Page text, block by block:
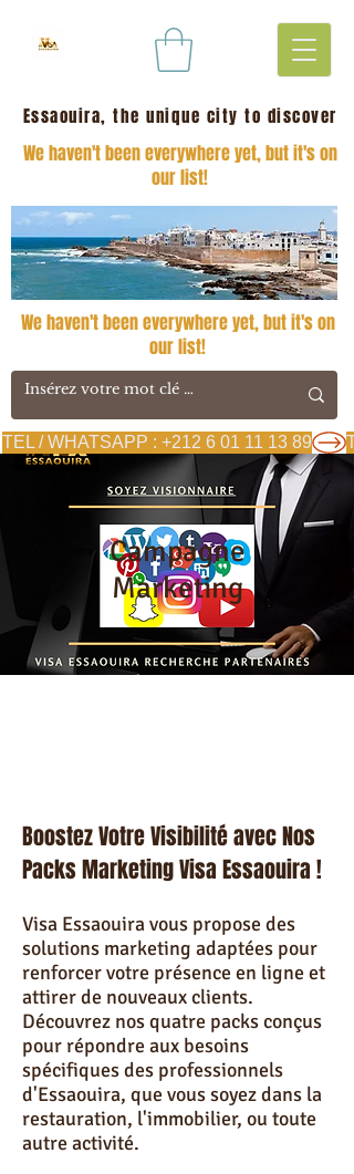
Essaouira, the unique city to discover
We haven't been everywhere yet, but it's on
our list!
TEL / WHATSAPP : +212 6 01 11 13 89
We haven't been everywhere yet, but it's on
our list!
Campagne
Marketing
Boostez Votre Visibilité avec Nos
Packs Marketing Visa Essaouira !
Visa Essaouira vous propose des
solutions marketing adaptées pour
renforcer votre présence en ligne et
attirer de nouveaux clients.
Découvrez nos quatre packs conçus
pour répondre aux besoins
spécifiques des professionnels
d'Essaouira, que vous soyez dans la
restauration, l'immobilier, ou toute
autre activité.